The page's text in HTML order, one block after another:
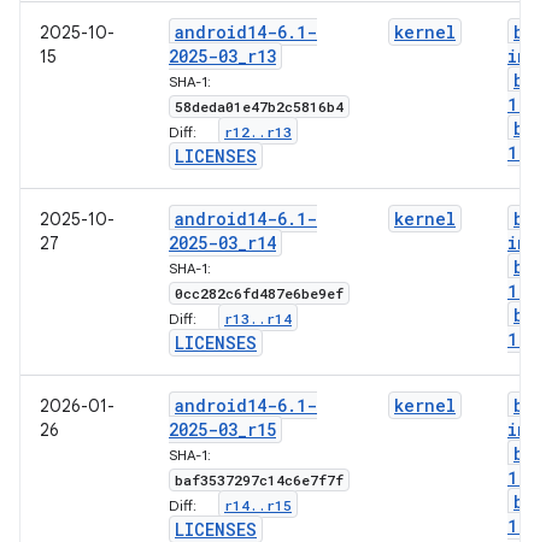
2025-10-
15
android14-6. 1-
2025-03_r13
SHA-1:
58deda01e47b2c5816b4
Diff: r12. . r13
LICENSES
kernel
img
1-
1-
2025-10-
27
android14-6. 1-
2025-03_r14
SHA-1:
0cc282c6fd487e6be9ef
Diff: r13 . . r14
LICENSES
kernel
img
1-
1-
2026-01-
26
android14-6. 1-
2025-03_r15
SHA-1:
baf3537297c14c6e7f7f
Diff: r14. . r15
LICENSES
kernel
img
1-
1-